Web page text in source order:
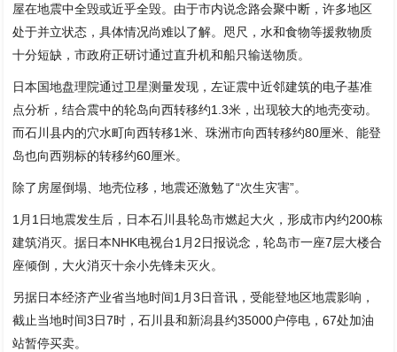
屋在地震中全毁或近乎全毁。由于市内说念路会聚中断，许多地区
处于并立状态，具体情况尚难以了解。咫尺，水和食物等援救物质
十分短缺，市政府正研讨通过直升机和船只输送物质。
日本国地盘理院通过卫星测量发现，左证震中近邻建筑的电子基准
点分析，结合震中的轮岛向西转移约1.3米，出现较大的地壳变动。
而石川县内的穴水町向西转移1米、珠洲市向西转移约80厘米、能登
岛也向西朔标的转移约60厘米。
除了房屋倒塌、地壳位移，地震还激勉了“次生灾害”。
1月1日地震发生后，日本石川县轮岛市燃起大火，形成市内约200栋
建筑消灭。据日本NHK电视台1月2日报说念，轮岛市一座7层大楼合
座倾倒，大火消灭十余小先锋未灭火。
另据日本经济产业省当地时间1月3日音讯，受能登地区地震影响，
截止当地时间3日7时，石川县和新潟县约35000户停电，67处加油
站暂停买卖。